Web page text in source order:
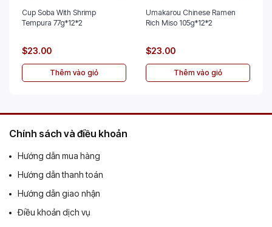
Cup Soba With Shrimp
Tempura 77g*12*2
$23.00
Thêm vào giỏ
Umakarou Chinese Ramen
Rich Miso 105g*12*2
$23.00
Thêm vào giỏ
Chính sách và điều khoản
Hướng dẫn mua hàng
Hướng dẫn thanh toán
Hướng dẫn giao nhận
Điều khoản dịch vụ